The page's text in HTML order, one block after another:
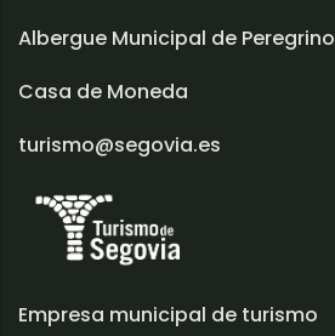
Albergue Municipal de
Casa de Moneda
turismo@segovia.es
Empresa municipal de turismo